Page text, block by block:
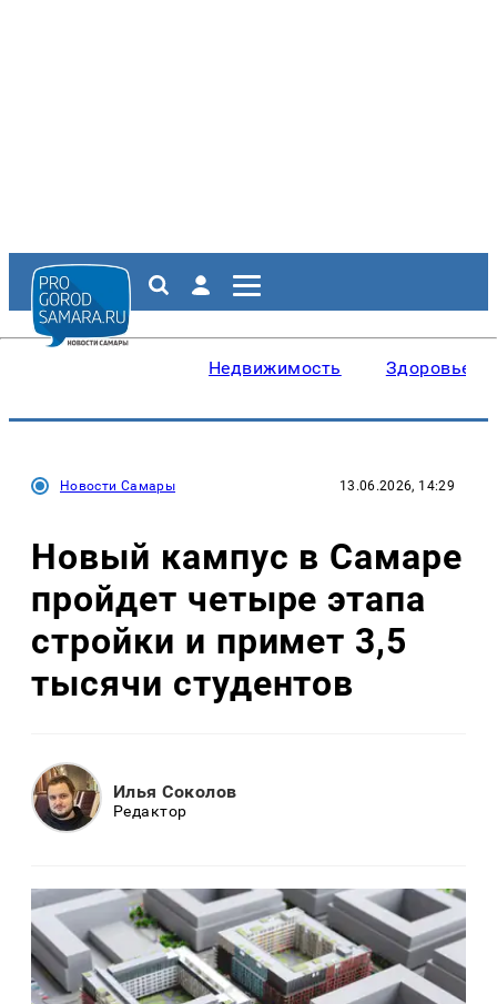
Недвижимость Здоровье
Новости Самары 13.06.2026, 14:29
Новый кампус в Самаре
пройдет четыре этапа
стройки и примет 3,5
тысячи студентов
Илья Соколов
Редактор